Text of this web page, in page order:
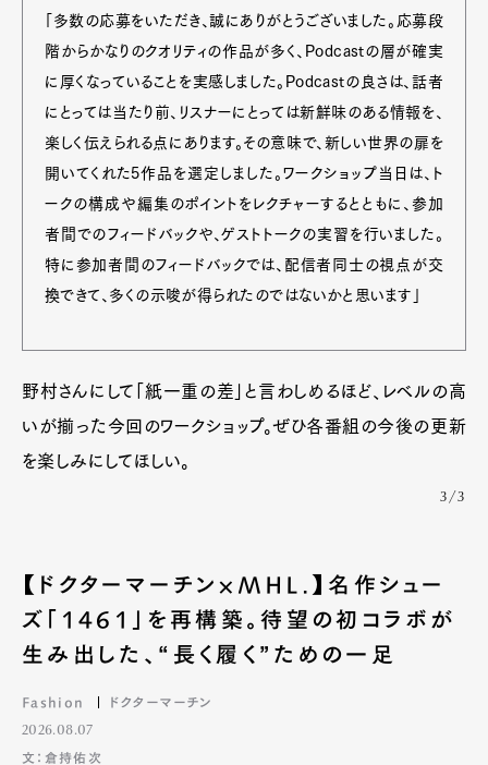
「多数の応募をいただき、誠にありがとうございました。応募段
階からかなりのクオリティの作品が多く、Podcastの層が確実
に厚くなっていることを実感しました。Podcastの良さは、話者
にとっては当たり前、リスナーにとっては新鮮味のある情報を、
楽しく伝えられる点にあります。その意味で、新しい世界の扉を
開いてくれた5作品を選定しました。ワークショップ当日は、ト
ークの構成や編集のポイントをレクチャーするとともに、参加
者間でのフィードバックや、ゲストトークの実習を行いました。
特に参加者間のフィードバックでは、配信者同士の視点が交
換できて、多くの示唆が得られたのではないかと思います」
野村さんにして「紙一重の差」と言わしめるほど、レベルの高
いが揃った今回のワークショップ。ぜひ各番組の今後の更新
を楽しみにしてほしい。
3/3
【ドクターマーチン×MHL.】名作シュー
ズ「1461」を再構築。待望の初コラボが
生み出した、“長く履く”ための一足
Fashion ドクターマーチン
2026.08.07
文：倉持佑次